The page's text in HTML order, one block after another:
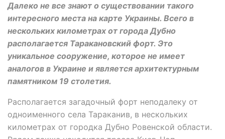
Далеко не все знают о существовании такого
интересного места на карте Украины. Всего в
нескольких километрах от города Дубно
располагается Таракановский форт. Это
уникальное сооружение, которое не имеет
аналогов в Украине и является архитектурным
памятником 19 столетия.
Располагается загадочный форт неподалеку от
одноименного села Тараканив, в нескольких
километрах от городка Дубно Ровенской области.